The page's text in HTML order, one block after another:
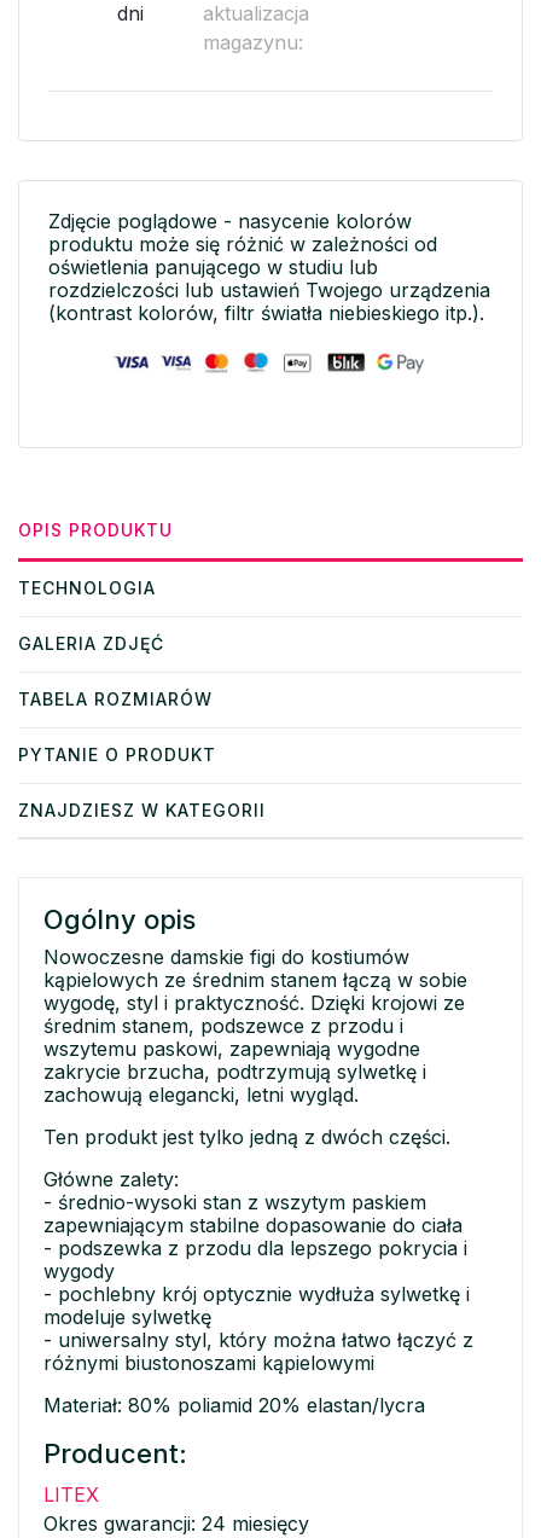
dni
aktualizacja
magazynu:
Zdjęcie poglądowe - nasycenie kolorów
produktu może się różnić w zależności od
oświetlenia panującego w studiu lub
rozdzielczości lub ustawień Twojego urządzenia
(kontrast kolorów, filtr światła niebieskiego itp.).
OPIS PRODUKTU
TECHNOLOGIA
GALERIA ZDJĘĆ
TABELA ROZMIARÓW
PYTANIE O PRODUKT
ZNAJDZIESZ W KATEGORII
Ogólny opis
Nowoczesne damskie figi do kostiumów
kąpielowych ze średnim stanem łączą w sobie
wygodę, styl i praktyczność. Dzięki krojowi ze
średnim stanem, podszewce z przodu i
wszytemu paskowi, zapewniają wygodne
zakrycie brzucha, podtrzymują sylwetkę i
zachowują elegancki, letni wygląd.
Ten produkt jest tylko jedną z dwóch części.
Główne zalety:
- średnio-wysoki stan z wszytym paskiem
zapewniającym stabilne dopasowanie do ciała
- podszewka z przodu dla lepszego pokrycia i
wygody
- pochlebny krój optycznie wydłuża sylwetkę i
modeluje sylwetkę
- uniwersalny styl, który można łatwo łączyć z
różnymi biustonoszami kąpielowymi
Materiał: 80% poliamid 20% elastan/lycra
Producent:
LITEX
Okres gwarancji: 24 miesięcy